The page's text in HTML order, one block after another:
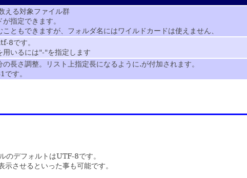
える対象ファイル群
指定できます。
こともできますが、フォルダ名にはワイルドカードは使えません、
8です。
用いるには"-"を指定します
の長さ調整。リスト上指定長になるように.が付加されます。
です。
のデフォルトはUTF-8です。
させるといった事も可能です。